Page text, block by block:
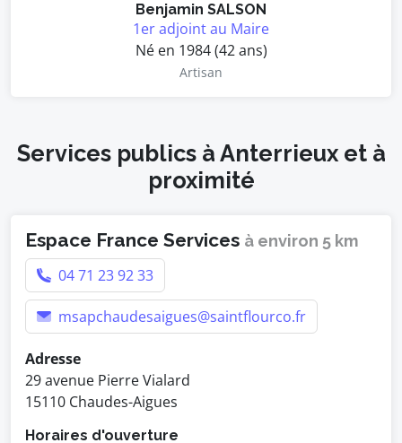
Benjamin SALSON
1er adjoint au Maire
Né en 1984 (42 ans)
Artisan
Services publics à Anterrieux et à
proximité
Espace France Services à environ 5 km
04 71 23 92 33
msapchaudesaigues@saintflourco.fr
Adresse
29 avenue Pierre Vialard
15110 Chaudes-Aigues
Horaires d'ouverture